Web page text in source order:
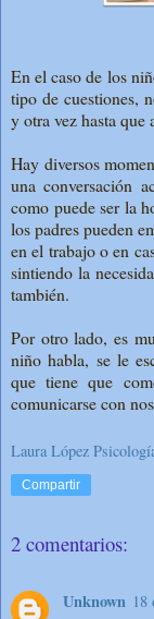
En el caso de los
tipo de cuestiones,
y otra vez hasta que
Hay diversos
una conversación
como puede ser la
los padres pueden
en el trabajo o en
sintiendo la
también.
Por otro lado, es
niño habla, se le
que tiene que
comunicarse con
Laura López
Compartir
2 comentarios:
Unknown 18